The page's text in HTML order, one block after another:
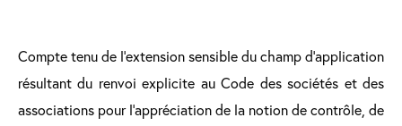
Compte tenu de l’extension sensible du champ d’application
résultant du renvoi explicite au Code des sociétés et des
associations pour l’appréciation de la notion de contrôle, de